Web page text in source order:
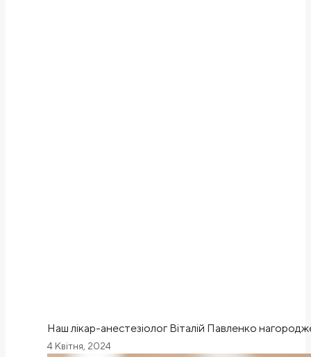
Наш лікар-анестезіолог Віталій Павленко
4 Квітня, 2024